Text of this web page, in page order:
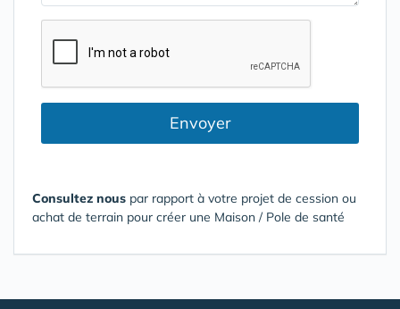
Envoyer
Consultez nous par rapport à votre projet de cession ou
achat de terrain pour créer une Maison / Pole de santé